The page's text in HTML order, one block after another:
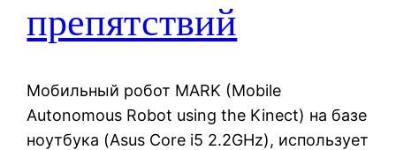
препятствий
Мобильный робот MARK (Mobile
Autonomous Robot using the Kinect) на базе
ноутбука (Asus Сore i5 2.2GHz), использует